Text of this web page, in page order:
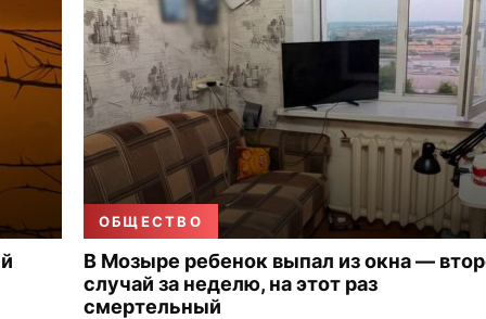
ОБЩЕСТВО
В Мозыре ребенок выпал из окна —
случай за неделю, на этот раз
смертельный